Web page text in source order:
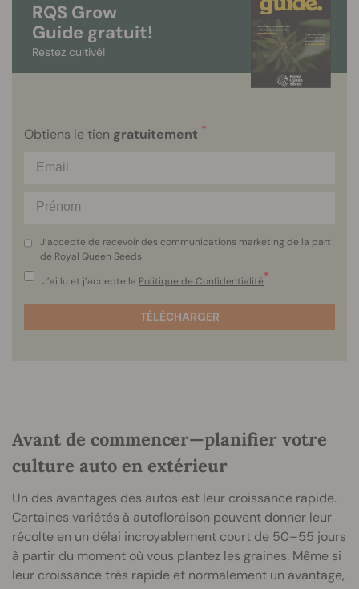
RQS Grow
Guide gratuit!
Restez cultivé!
Obtiens le tien gratuitement *
J’accepte de recevoir des communications marketing de la part
de Royal Queen Seeds
J’ai lu et j’accepte la Politique de Confidentialité*
TÉLÉCHARGER
Avant de commencer—planifier votre
culture auto en extérieur
Un des avantages des autos est leur croissance rapide.
Certaines variétés à autofloraison peuvent donner leur
récolte en un délai incroyablement court de 50–55 jours
à partir du moment où vous plantez les graines. Même si
leur croissance très rapide et normalement un avantage,